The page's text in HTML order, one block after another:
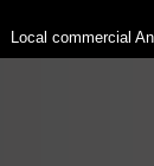
Local commercial